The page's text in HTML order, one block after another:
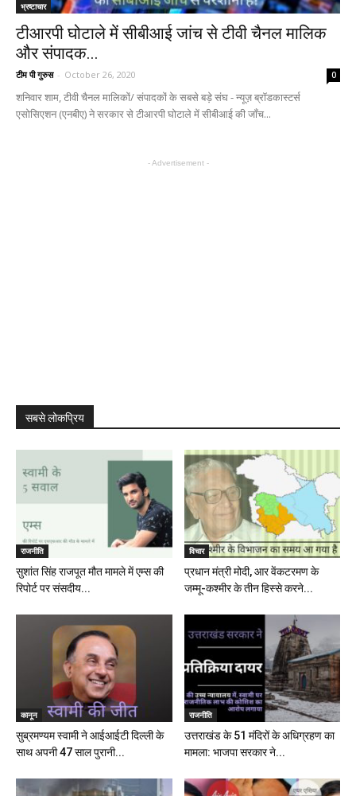
भ्रष्टाचार
टीआरपी घोटाले में सीबीआई जांच से टीवी चैनल मालिक
और संपादक...
टीम पी गुरुस - October 26, 2020 0
शनिवार शाम, टीवी चैनल मालिकों/ संपादकों के सबसे बड़े संघ - न्यूज़ ब्रॉडकास्टर्स
एसोसिएशन (एनबीए) ने सरकार से टीआरपी घोटाले में सीबीआई की जाँच...
- Advertisement -
सबसे लोकप्रिय
राजनीति
सुशांत सिंह राजपूत मौत मामले में एम्स की
रिपोर्ट पर संसदीय...
विचार
प्रधान मंत्री मोदी, आर वेंकटरमण के
जम्मू-कश्मीर के तीन हिस्से करने...
कानून
सुब्रमण्यम स्वामी ने आईआईटी दिल्ली के
साथ अपनी 47 साल पुरानी...
राजनीति
उत्तराखंड के 51 मंदिरों के अधिग्रहण का
मामला: भाजपा सरकार ने...